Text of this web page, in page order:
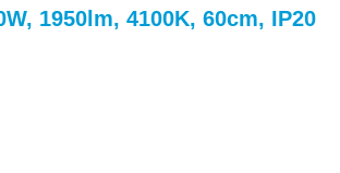
1950lm, 4100K, 60cm, IP20